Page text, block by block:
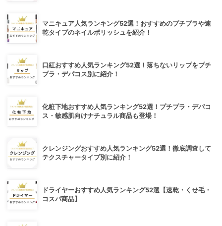
マニキュア人気ランキング52選！おすすめのプチプラや速
乾タイプのネイルポリッシュを紹介！
口紅おすすめ人気ランキング52選！落ちないリップをプチ
プラ・デパコス別に紹介！
化粧下地おすすめ人気ランキング52選！プチプラ・デパコ
ス・敏感肌向けナチュラル商品も登場！
クレンジングおすすめ人気ランキング52選！徹底調査して
テクスチャータイプ別に紹介！
ドライヤーおすすめ人気ランキング52選【速乾・くせ毛・
コスパ商品】